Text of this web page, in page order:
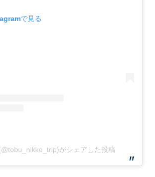
で見る
がシェアした投稿